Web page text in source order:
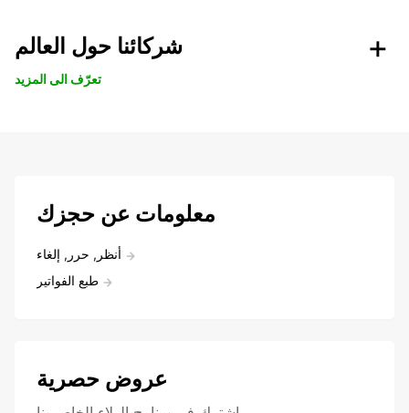
شركائنا حول العالم
تعرّف الى المزيد
معلومات عن حجزك
أنظر, حرر, إلغاء
طبع الفواتير
عروض حصرية